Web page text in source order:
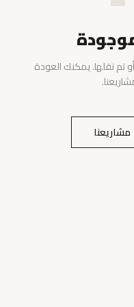
تم نقلها. يمكنك العودة
مشاريعنا